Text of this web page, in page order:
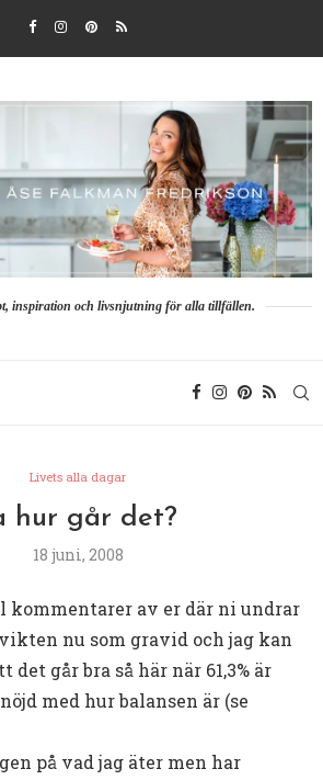
inspiration och livsnjutning för alla tillfällen.
Livets alla dagar
hur går det?
18 juni, 2008
kommentarer av er där ni undrar
nu som gravid och jag kan
det går bra så här när 61,3% är
med hur balansen är (se
på vad jag äter men har